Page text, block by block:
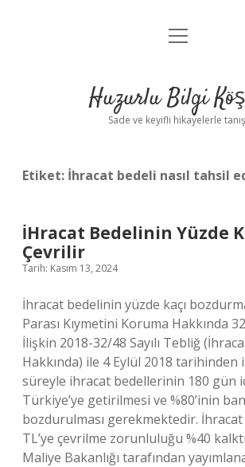
Anasayfa
Yasal Uyarı
menüyü
Huzurlu Bilgi
Sade ve keyifli hikayelerle
Etiket: İhracat bedeli nasıl tahsil
İHracat Bedelinin Yüzde
Çevrilir
Tarih: Kasım 13, 2024
İhracat bedelinin yüzde kaçı
Parası Kıymetini Koruma Hakkında
İlişkin 2018-32/48 Sayılı Tebliğ
Hakkında) ile 4 Eylül 2018 tarihinden
süreyle ihracat bedellerinin 180 gün
Türkiye’ye getirilmesi ve %80’inin
bozdurulması gerekmektedir.
TL’ye çevrilme zorunluluğu %40
Maliye Bakanlığı tarafından